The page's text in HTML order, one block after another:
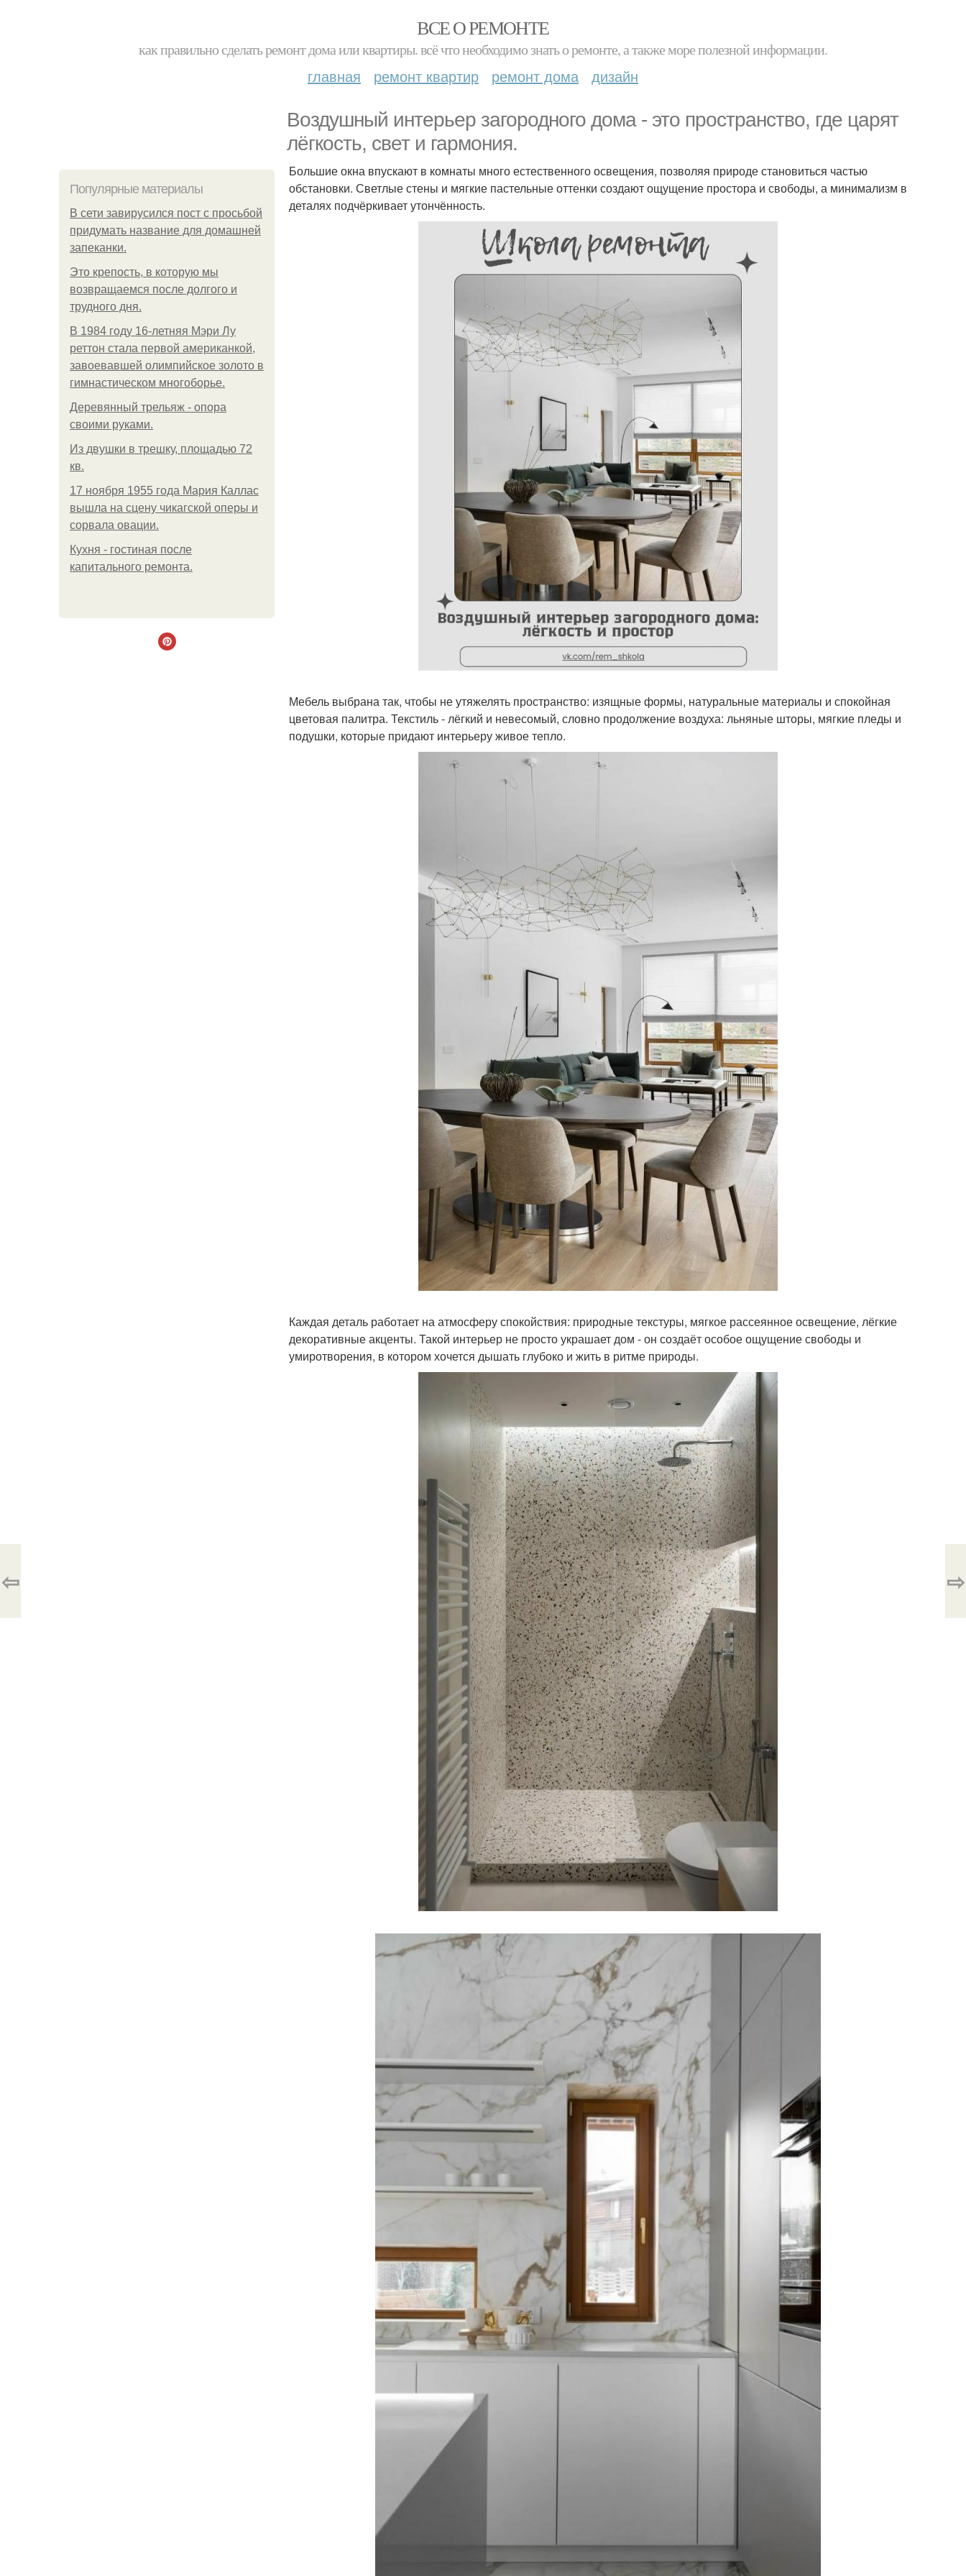
ВСЕ О РЕМОНТЕ
как правильно сделать ремонт дома или квартиры. всё что необходимо знать о ремонте, а также море полезной информации.
главная ремонт квартир ремонт дома дизайн
Воздушный интерьер загородного дома - это пространство, где царят
лёгкость, свет и гармония.
Популярные материалы
В сети завирусился пост с просьбой
придумать название для домашней
запеканки.
Это крепость, в которую мы
возвращаемся после долгого и
трудного дня.
В 1984 году 16-летняя Мэри Лу
реттон стала первой американкой,
завоевавшей олимпийское золото в
гимнастическом многоборье.
Деревянный трельяж - опора
своими руками.
Из двушки в трешку, площадью 72
кв.
17 ноября 1955 года Мария Каллас
вышла на сцену чикагской оперы и
сорвала овации.
Кухня - гостиная после
капитального ремонта.
Большие окна впускают в комнаты много естественного освещения, позволяя природе становиться частью
обстановки. Светлые стены и мягкие пастельные оттенки создают ощущение простора и свободы, а минимализм в
деталях подчёркивает утончённость.
Мебель выбрана так, чтобы не утяжелять пространство: изящные формы, натуральные материалы и спокойная
цветовая палитра. Текстиль - лёгкий и невесомый, словно продолжение воздуха: льняные шторы, мягкие пледы и
подушки, которые придают интерьеру живое тепло.
Каждая деталь работает на атмосферу спокойствия: природные текстуры, мягкое рассеянное освещение, лёгкие
декоративные акценты. Такой интерьер не просто украшает дом - он создаёт особое ощущение свободы и
умиротворения, в котором хочется дышать глубоко и жить в ритме природы.
⇦ ⇨